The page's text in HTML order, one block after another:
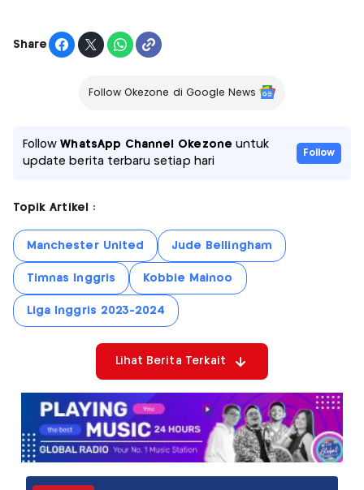
Share
Follow Okezone di Google News
FollowWhatsApp Channel Okezone untuk
update berita terbaru setiap hari
Follow
Topik Artikel :
Manchester United Jude Bellingham
Timnas Inggris Kobbie Mainoo
Liga Inggris 2023-2024
Lihat Berita Terkait